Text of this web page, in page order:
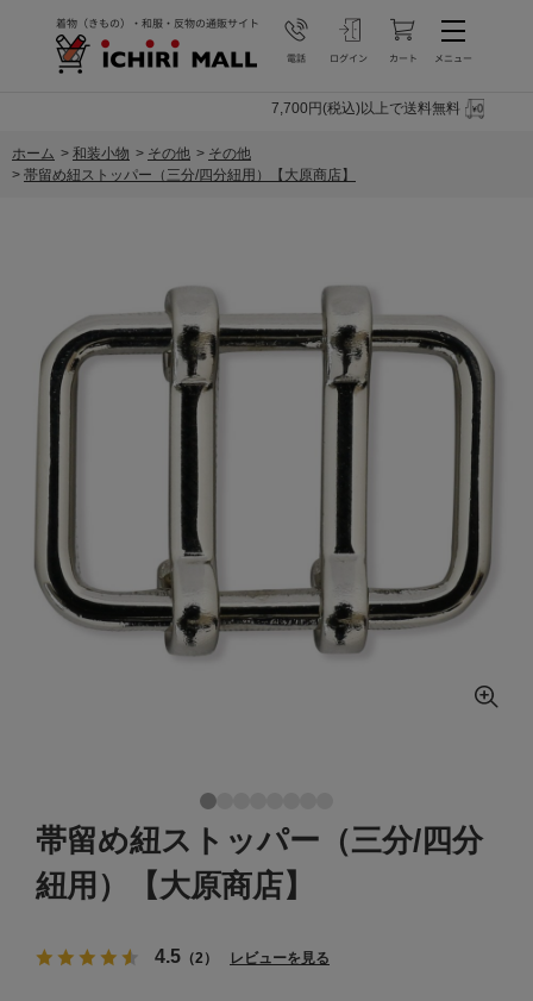
7,700円(税込)以上で送料無料
ホーム > 和装小物 > その他 > その他
> 帯留め紐ストッパー（三分/四分紐用）【大原商店】
帯留め紐ストッパー（三分/四分
紐用）【大原商店】
4.5 （2） レビューを見る